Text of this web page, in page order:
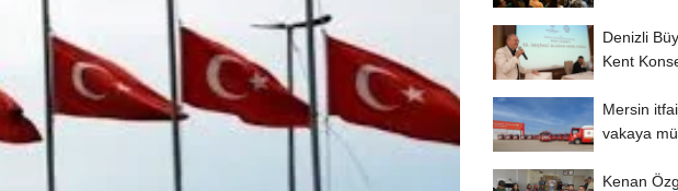
Denizli
Kent
Mersin
vakaya
Kenan